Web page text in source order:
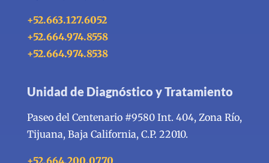
+52.663.127.6052
+52.664.974.8558
+52.664.974.8538
Unidad de Diagnóstico y Tratamiento
Paseo del Centenario #9580 Int. 404, Zona Río,
Tijuana, Baja California, C.P. 22010.
+52.664.200.0770